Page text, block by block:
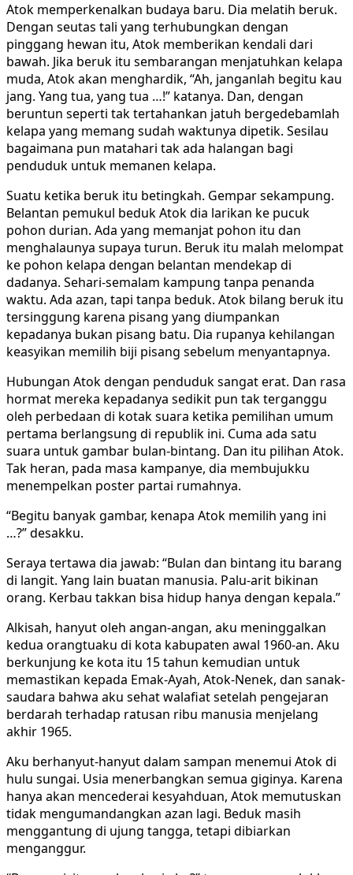
Atok memperkenalkan budaya baru. Dia melatih beruk.
Dengan seutas tali yang terhubungkan dengan
pinggang hewan itu, Atok memberikan kendali dari
bawah. Jika beruk itu sembarangan menjatuhkan kelapa
muda, Atok akan menghardik, “Ah, janganlah begitu kau
jang. Yang tua, yang tua …!” katanya. Dan, dengan
beruntun seperti tak tertahankan jatuh bergedebamlah
kelapa yang memang sudah waktunya dipetik. Sesilau
bagaimana pun matahari tak ada halangan bagi
penduduk untuk memanen kelapa.
Suatu ketika beruk itu betingkah. Gempar sekampung.
Belantan pemukul beduk Atok dia larikan ke pucuk
pohon durian. Ada yang memanjat pohon itu dan
menghalaunya supaya turun. Beruk itu malah melompat
ke pohon kelapa dengan belantan mendekap di
dadanya. Sehari-semalam kampung tanpa penanda
waktu. Ada azan, tapi tanpa beduk. Atok bilang beruk itu
tersinggung karena pisang yang diumpankan
kepadanya bukan pisang batu. Dia rupanya kehilangan
keasyikan memilih biji pisang sebelum menyantapnya.
Hubungan Atok dengan penduduk sangat erat. Dan rasa
hormat mereka kepadanya sedikit pun tak terganggu
oleh perbedaan di kotak suara ketika pemilihan umum
pertama berlangsung di republik ini. Cuma ada satu
suara untuk gambar bulan-bintang. Dan itu pilihan Atok.
Tak heran, pada masa kampanye, dia membujukku
menempelkan poster partai rumahnya.
“Begitu banyak gambar, kenapa Atok memilih yang ini
…?” desakku.
Seraya tertawa dia jawab: “Bulan dan bintang itu barang
di langit. Yang lain buatan manusia. Palu-arit bikinan
orang. Kerbau takkan bisa hidup hanya dengan kepala.”
Alkisah, hanyut oleh angan-angan, aku meninggalkan
kedua orangtuaku di kota kabupaten awal 1960-an. Aku
berkunjung ke kota itu 15 tahun kemudian untuk
memastikan kepada Emak-Ayah, Atok-Nenek, dan sanak-
saudara bahwa aku sehat walafiat setelah pengejaran
berdarah terhadap ratusan ribu manusia menjelang
akhir 1965.
Aku berhanyut-hanyut dalam sampan menemui Atok di
hulu sungai. Usia menerbangkan semua giginya. Karena
hanya akan mencederai kesyahduan, Atok memutuskan
tidak mengumandangkan azan lagi. Beduk masih
menggantung di ujung tangga, tetapi dibiarkan
menganggur.